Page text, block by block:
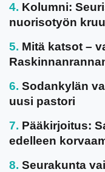
Kolumni:
nuorisotyön
Mitä katsot –
Sodankylän
uusi pastori
Pääkirjoitus:
edelleen
Seurakunta